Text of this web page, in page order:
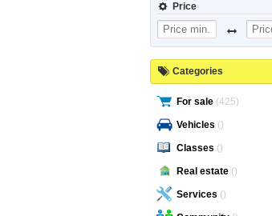
Price
Categories
For sale (425)
Vehicles ()
Classes ()
Real estate ()
Services ()